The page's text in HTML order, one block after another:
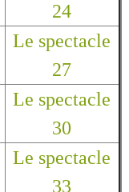
24
Le spectacle
27
Le spectacle
30
Le spectacle
33